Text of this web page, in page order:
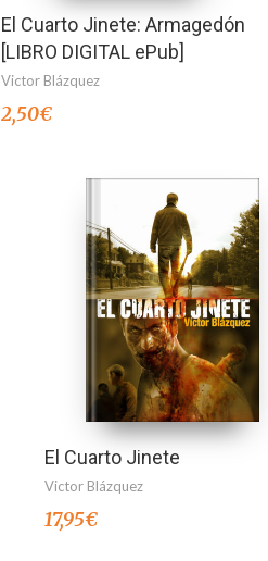
El Cuarto Jinete: Armagedón
[LIBRO DIGITAL ePub]
Victor Blázquez
2,50€
El Cuarto Jinete
Victor Blázquez
17,95€